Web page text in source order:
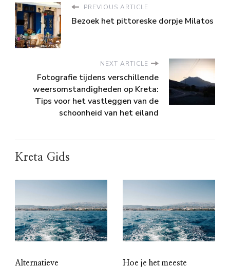
PREVIOUS ARTICLE
Bezoek het pittoreske dorpje Milatos
NEXT ARTICLE
Fotografie tijdens verschillende
weersomstandigheden op Kreta:
Tips voor het vastleggen van de
schoonheid van het eiland
Kreta Gids
Alternatieve
Hoe je het meeste